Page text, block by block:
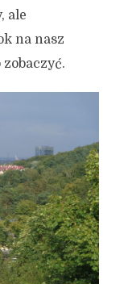
miejsc
ale
na nasz